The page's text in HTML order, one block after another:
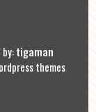
tigaman
themes